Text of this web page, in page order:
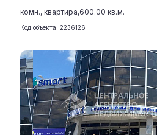
комн., квартира,600.00 кв.м.
Код объекта: 2236126